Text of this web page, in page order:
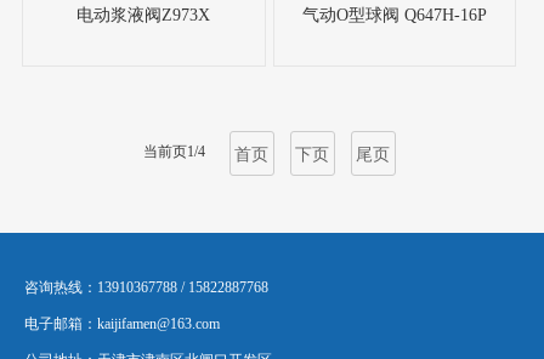
电动浆液阀Z973X 气动O型球阀 Q647H-16P
当前页1/4 首页 下页 尾页
咨询热线：13910367788 / 15822887768
电子邮箱：kaijifamen@163.com